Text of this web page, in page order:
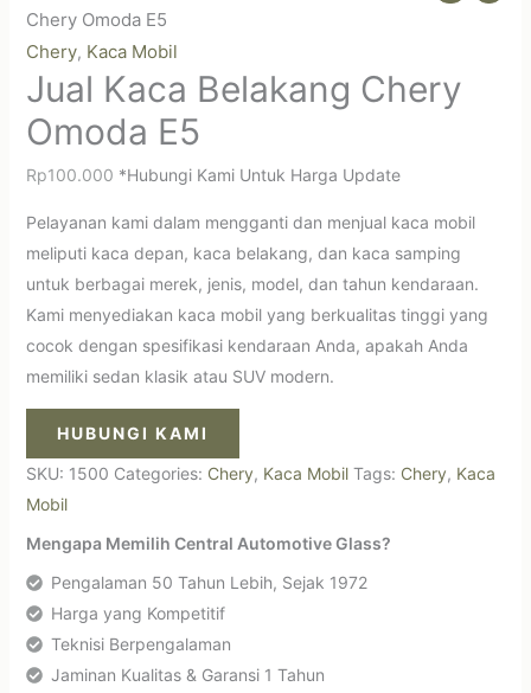
Chery Omoda E5
Chery, Kaca Mobil
Jual Kaca Belakang Chery
Omoda E5
Rp100.000 *Hubungi Kami Untuk Harga Update
Pelayanan kami dalam mengganti dan menjual kaca mobil
meliputi kaca depan, kaca belakang, dan kaca samping
untuk berbagai merek, jenis, model, dan tahun kendaraan.
Kami menyediakan kaca mobil yang berkualitas tinggi yang
cocok dengan spesifikasi kendaraan Anda, apakah Anda
memiliki sedan klasik atau SUV modern.
HUBUNGI KAMI
SKU: 1500 Categories: Chery, Kaca Mobil Tags: Chery, Kaca
Mobil
Mengapa Memilih Central Automotive Glass?
Pengalaman 50 Tahun Lebih, Sejak 1972
Harga yang Kompetitif
Teknisi Berpengalaman
Jaminan Kualitas & Garansi 1 Tahun